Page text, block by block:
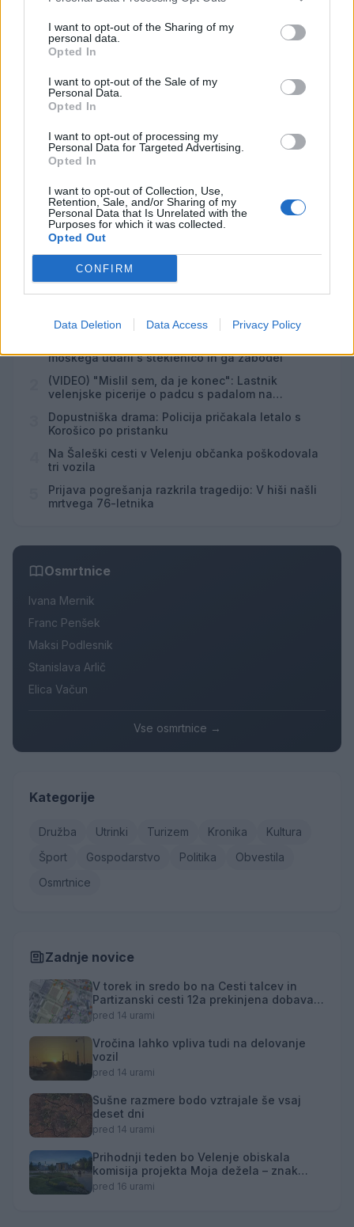
I want to opt-out of the Sharing of my
personal data.
Opted In
I want to opt-out of the Sale of my
Personal Data.
Opted In
I want to opt-out of processing my
Personal Data for Targeted Advertising.
Opted In
I want to opt-out of Collection, Use,
Retention, Sale, and/or Sharing of my
Personal Data that Is Unrelated with the
Purposes for which it was collected.
Opted Out
CONFIRM
Data Deletion Data Access Privacy Policy
Prihajajoči dogodki
AVG Pesem kita grbavca
AVG
7
Smrt Robina Hooda
20:30
AVG
7
Aktivne poletne počitnice z ustvarjalci Studia
Spin
08:00
AVG
7
Večer pesmi Đorđa Balaševića
20:00
moškega udaril s steklenico in ga zabodel
(VIDEO) "Mislil sem, da je konec": Lastnik
velenjske picerije o padcu s padalom na
Dopustniška drama: Policija pričakala letalo s
Korošico po pristanku
Na Šaleški cesti v Velenju občanka poškodovala
tri vozila
Prijava pogrešanja razkrila tragedijo: V hiši našli
mrtvega 76-letnika
Osmrtnice
Ivana Mernik
Franc Penšek
Maksi Podlesnik
Stanislava Arlič
Elica Vačun
Vse osmrtnice →
Kategorije
Družba Utrinki Turizem Kronika
Kultura
Šport
Gospodarstvo Politika
Obvestila
Osmrtnice
Zadnje novice
V torek in sredo bo na Cesti talcev in
Partizanski cesti 12a prekinjena dobava
toplotne energije
pred 14 urami
Vročina lahko vpliva tudi na delovanje
vozil
pred 14 urami
Sušne razmere bodo vztrajale še vsaj
deset dni
pred 14 urami
Prihodnji teden bo Velenje obiskala
komisija projekta Moja dežela – znak
gostoljubnosti
pred 16 urami